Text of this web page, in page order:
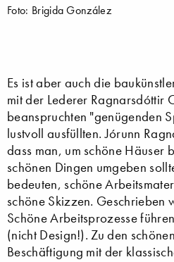
Foto: Brigida González
Es ist aber auch die
mit der Lederer Ragnarsdóttir
beanspruchten "genü­genden
lustvoll ausfüllten. Jórunn
dass man, um schöne Häuser
schönen Dingen umgeben
bedeuten, schöne
schöne Skizzen. Geschrieben
Schöne Arbeitsprozesse
(nicht Design!). Zu den
Beschäftigung mit der